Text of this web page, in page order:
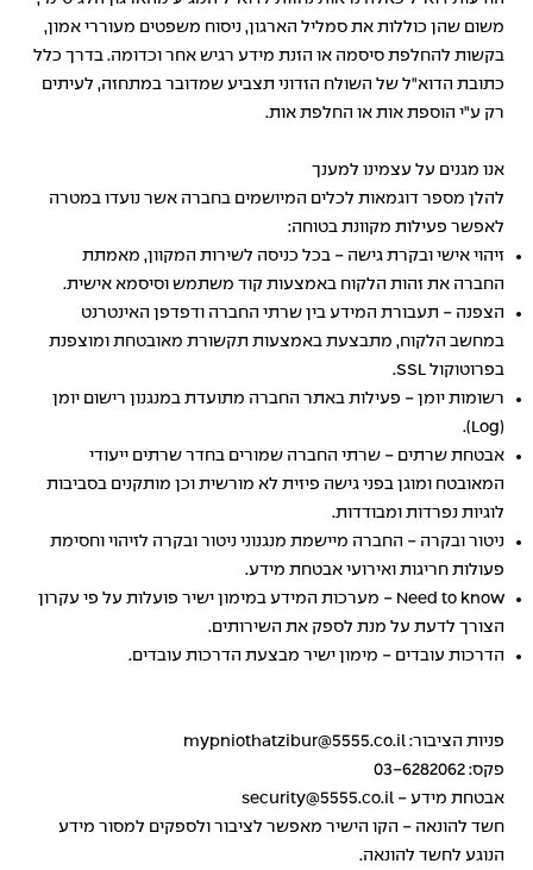
משום שהן כוללות את סמליל הארגון, ניסוח משפטים מעוררי אמון,
בקשות להחלפת סיסמה או הזנת מידע רגיש אחר וכדומה. בדרך כלל
כתובת הדוא"ל של השולח הזדוני תצביע שמדובר במתחזה, לעיתים
רק ע"י הוספת אות או החלפת אות.
אנו מגנים על עצמינו למענך
להלן מספר דוגמאות לכלים המיושמים בחברה אשר נועדו במטרה
לאפשר פעילות מקוונת בטוחה:
זיהוי אישי ובקרת גישה - בכל כניסה לשירות המקוון, מאמתת
החברה את זהות הלקוח באמצעות קוד משתמש וסיסמא אישית.
הצפנה - תעבורת המידע בין שרתי החברה ודפדפן האינטרנט
במחשב הלקוח, מתבצעת באמצעות תקשורת מאובטחת ומוצפנת
בפרוטוקול SSL.
רשומות יומן - פעילות באתר החברה מתועדת במנגנון רישום יומן
(Log).
אבטחת שרתים - שרתי החברה שמורים בחדר שרתים ייעודי
המאובטח ומוגן בפני גישה פיזית לא מורשית וכן מותקנים בסביבות
לוגיות נפרדות ומבודדות.
ניטור ובקרה - החברה מיישמת מנגנוני ניטור ובקרה לזיהוי וחסימת
פעולות חריגות ואירועי אבטחת מידע.
Need to know - מערכות המידע במימון ישיר פועלות על פי עקרון
הצורך לדעת על מנת לספק את השירותים.
הדרכות עובדים - מימון ישיר מבצעת הדרכות עובדים.
פניות הציבור: mypniothatzibur@5555.co.il
פקס: 03-6282062
אבטחת מידע - security@5555.co.il
חשד להונאה - הקו הישיר מאפשר לציבור ולספקים למסור מידע
הנוגע לחשד להונאה.